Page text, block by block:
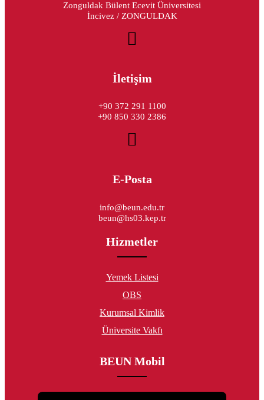
Zonguldak Bülent Ecevit Üniversitesi
İncivez / ZONGULDAK
İletişim
+90 372 291 1100
+90 850 330 2386
E-Posta
info@beun.edu.tr
beun@hs03.kep.tr
Hizmetler
Yemek Listesi
OBS
Kurumsal Kimlik
Üniversite Vakfı
BEUN Mobil